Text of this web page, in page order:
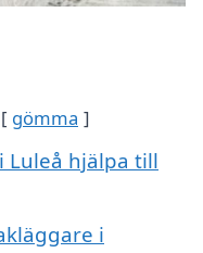
gömma
Luleå hjälpa till
i